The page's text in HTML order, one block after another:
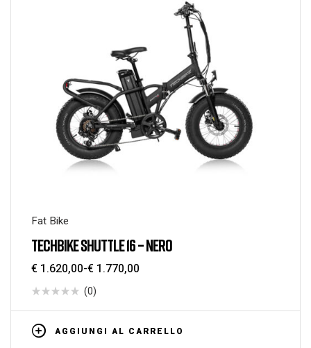
Fat Bike
TECHBIKE SHUTTLE 16 – NERO
€ 1.620,00-€ 1.770,00
(0)
AGGIUNGI AL CARRELLO